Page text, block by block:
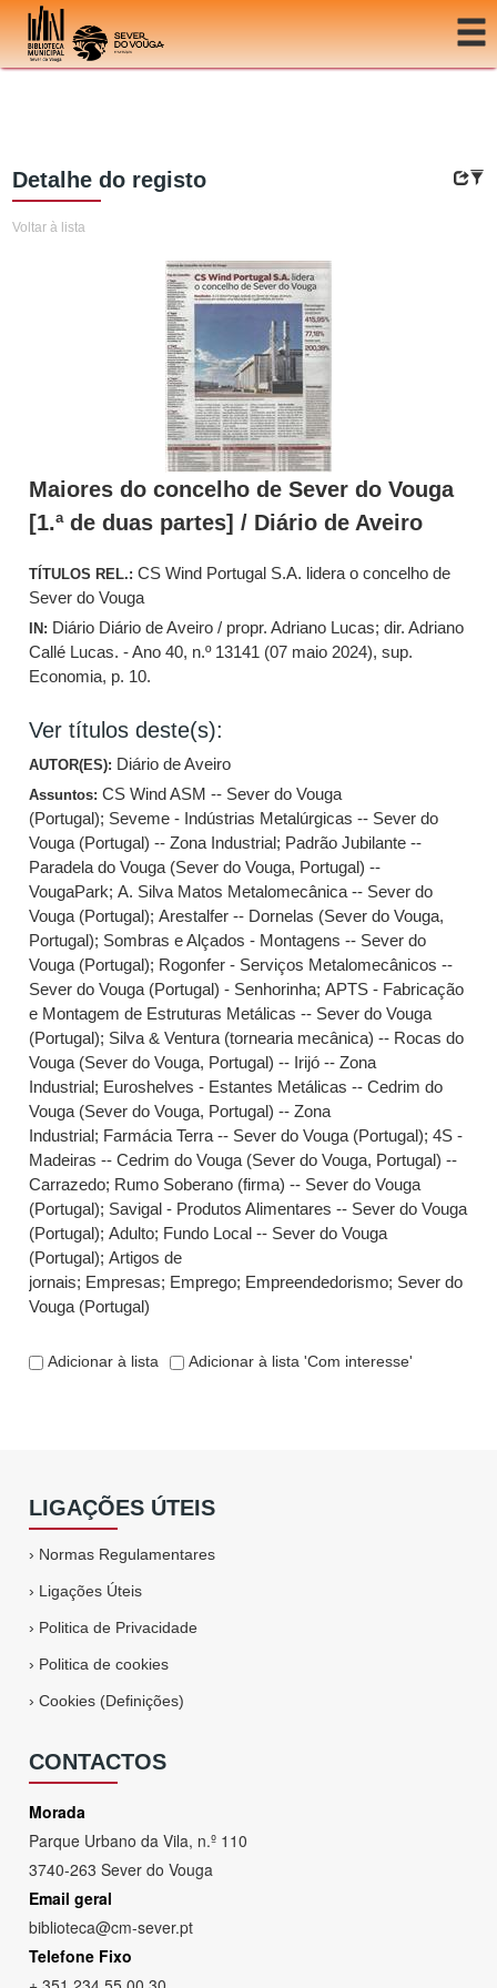
Ir para o conteúdo
Detalhe do registo
Voltar à lista
Maiores do concelho de Sever do Vouga
[1.ª de duas partes] / Diário de Aveiro
TÍTULOS REL.:CS Wind Portugal S.A. lidera o concelho de
Sever do Vouga
IN: Diário Diário de Aveiro / propr. Adriano Lucas; dir. Adriano
Callé Lucas. - Ano 40, n.º 13141 (07 maio 2024), sup.
Economia, p. 10.
Ver títulos deste(s):
AUTOR(ES): Diário de Aveiro
Assuntos:CS Wind ASM -- Sever do Vouga
(Portugal); Seveme - Indústrias Metalúrgicas -- Sever do
Vouga (Portugal) -- Zona Industrial; Padrão Jubilante --
Paradela do Vouga (Sever do Vouga, Portugal) --
VougaPark;A. Silva Matos Metalomecânica -- Sever do
Vouga (Portugal);Arestalfer -- Dornelas (Sever do Vouga,
Portugal); Sombras e Alçados - Montagens -- Sever do
Vouga (Portugal); Rogonfer - Serviços Metalomecânicos --
Sever do Vouga (Portugal) - Senhorinha;APTS - Fabricação
e Montagem de Estruturas Metálicas -- Sever do Vouga
(Portugal); Silva & Ventura (tornearia mecânica) -- Rocas do
Vouga (Sever do Vouga, Portugal) -- Irijó -- Zona
Industrial; Euroshelves - Estantes Metálicas -- Cedrim do
Vouga (Sever do Vouga, Portugal) -- Zona
Industrial; Farmácia Terra -- Sever do Vouga (Portugal);4S -
Madeiras -- Cedrim do Vouga (Sever do Vouga, Portugal) --
Carrazedo; Rumo Soberano (firma) -- Sever do Vouga
(Portugal); Savigal - Produtos Alimentares -- Sever do Vouga
(Portugal);Adulto; Fundo Local -- Sever do Vouga
(Portugal);Artigos de
jornais; Empresas; Emprego; Empreendedorismo; Sever do
Vouga (Portugal)
Adicionar à lista Adicionar à lista 'Com interesse'
LIGAÇÕES ÚTEIS
› Normas Regulamentares
› Ligações Úteis
› Politica de Privacidade
› Politica de cookies
›Cookies (Definições)
CONTACTOS
Morada
Parque Urbano da Vila, n.º 110
3740-263 Sever do Vouga
Email geral
biblioteca@cm-sever.pt
Telefone Fixo